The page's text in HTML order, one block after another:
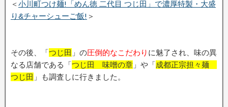
＜小川町つけ麺!「めん徳 二代目 つじ田」で濃厚特製・大盛
り&チャーシューご飯! ＞
その後、「つじ田 」の圧倒的なこだわり に魅了され、味の異
なる店舗である「つじ田 味噌の章 」や「成都正宗担々麺
つじ田 」も調査しに行きました。